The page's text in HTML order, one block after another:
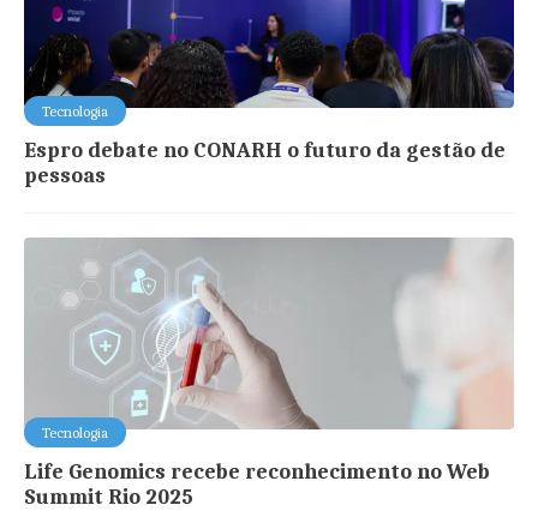
Tecnologia
Espro debate no CONARH o futuro da gestão de
pessoas
Tecnologia
Life Genomics recebe reconhecimento no Web
Summit Rio 2025